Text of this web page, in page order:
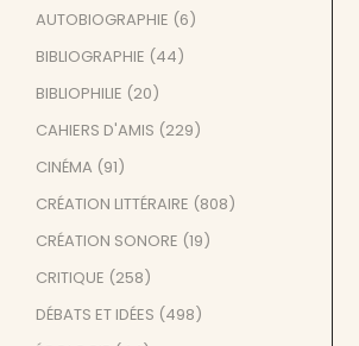
AUTOBIOGRAPHIE (6)
BIBLIOGRAPHIE (44)
BIBLIOPHILIE (20)
CAHIERS D'AMIS (229)
CINÉMA (91)
CRÉATION LITTÉRAIRE (808)
CRÉATION SONORE (19)
CRITIQUE (258)
DÉBATS ET IDÉES (498)